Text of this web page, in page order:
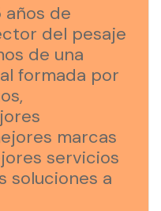
años de
del pesaje
de una
formada por
marcas
servicios
soluciones a